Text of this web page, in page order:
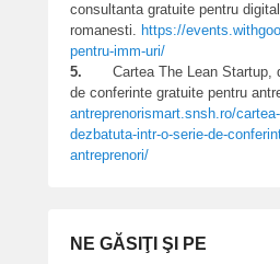
consultanta gratuite pentru
romanesti. https://
pentru-imm-uri/
5. Cartea The Lean Startup,
de conferinte gratuite pentru
antreprenorismart.snsh.ro/cartea-
dezbatuta-intr-o-serie-de-
antreprenori/
NE GĂSIŢI ŞI PE